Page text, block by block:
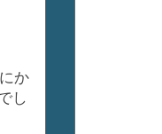
か
し